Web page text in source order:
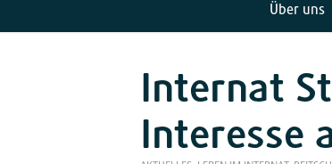
Über uns
Internat
Interesse